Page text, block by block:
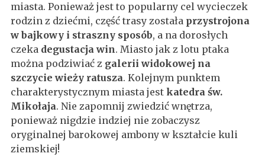
miasta. Ponieważ jest to popularny cel wycieczek
rodzin z dziećmi, część trasy została przystrojona
w bajkowy i straszny sposób, a na dorosłych
czeka degustacja win. Miasto jak z lotu ptaka
można podziwiać z galerii widokowej na
szczycie wieży ratusza. Kolejnym punktem
charakterystycznym miasta jest katedra św.
Mikołaja. Nie zapomnij zwiedzić wnętrza,
ponieważ nigdzie indziej nie zobaczysz
oryginalnej barokowej ambony w kształcie kuli
ziemskiej!